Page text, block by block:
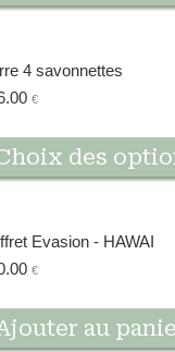
4 savonnettes
€
des
Evasion - HAWAI
€
au